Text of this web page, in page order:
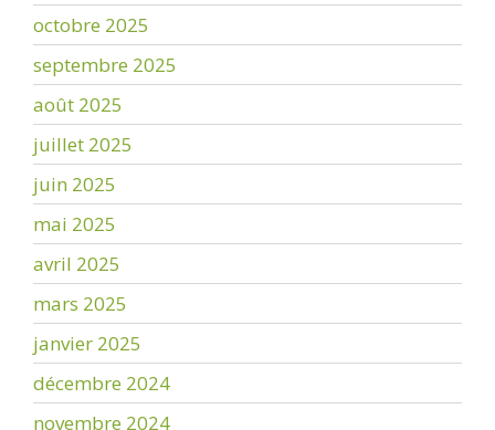
octobre 2025
septembre 2025
août 2025
juillet 2025
juin 2025
mai 2025
avril 2025
mars 2025
janvier 2025
décembre 2024
novembre 2024